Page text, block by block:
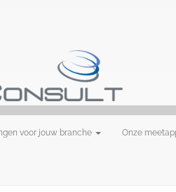
voor jouw branche Onze